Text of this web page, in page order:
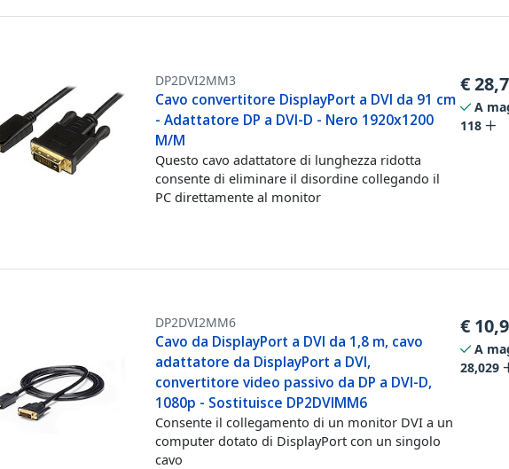
DP2DVI2MM3
Cavo convertitore DisplayPort a DVI da 91 cm
- Adattatore DP a DVI-D - Nero 1920x1200
M/M
Questo cavo adattatore di lunghezza ridotta
consente di eliminare il disordine collegando il
PC direttamente al monitor
€
A
118
DP2DVI2MM6
Cavo da DisplayPort a DVI da 1,8 m, cavo
adattatore da DisplayPort a DVI,
convertitore video passivo da DP a DVI-D,
1080p - Sostituisce DP2DVIMM6
Consente il collegamento di un monitor DVI a un
computer dotato di DisplayPort con un singolo
cavo
€
A
28,029